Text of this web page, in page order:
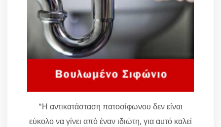
"Η αντικατάσταση πατοσίφωνου δεν είναι
εύκολο να γίνει από έναν ιδιώτη, για αυτό καλεί